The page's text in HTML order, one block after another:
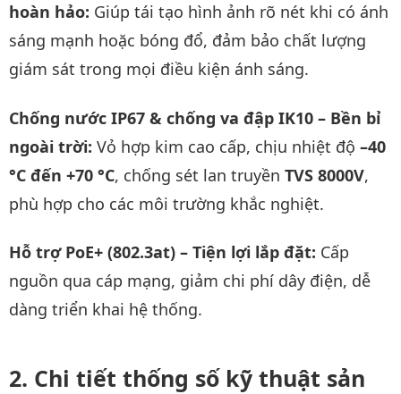
hoàn hảo: Giúp tái tạo hình ảnh rõ nét khi có ánh
sáng mạnh hoặc bóng đổ, đảm bảo chất lượng
giám sát trong mọi điều kiện ánh sáng.
Chống nước IP67 & chống va đập IK10 – Bền bỉ
ngoài trời: Vỏ hợp kim cao cấp, chịu nhiệt độ –40
°C đến +70 °C, chống sét lan truyền TVS 8000V,
phù hợp cho các môi trường khắc nghiệt.
Hỗ trợ PoE+ (802.3at) – Tiện lợi lắp đặt: Cấp
nguồn qua cáp mạng, giảm chi phí dây điện, dễ
dàng triển khai hệ thống.
Chi tiết thống số kỹ thuật sản